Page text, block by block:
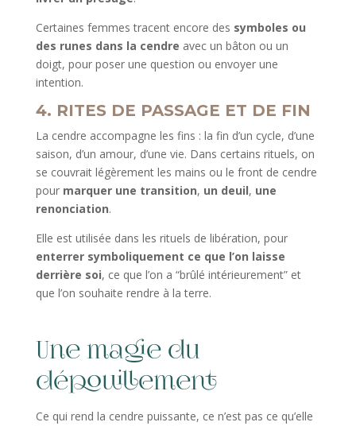
Certaines femmes tracent encore des symboles ou
des runes dans la cendre avec un bâton ou un
doigt, pour poser une question ou envoyer une
intention.
4. RITES DE PASSAGE ET DE FIN
La cendre accompagne les fins : la fin d’un cycle, d’une
saison, d’un amour, d’une vie. Dans certains rituels, on
se couvrait légèrement les mains ou le front de cendre
pour marquer une transition, un deuil, une
renonciation.
Elle est utilisée dans les rituels de libération, pour
enterrer symboliquement ce que l’on laisse
derrière soi, ce que l’on a “brûlé intérieurement” et
que l’on souhaite rendre à la terre.
Une magie du
dépouillement
Ce qui rend la cendre puissante, ce n’est pas ce qu’elle